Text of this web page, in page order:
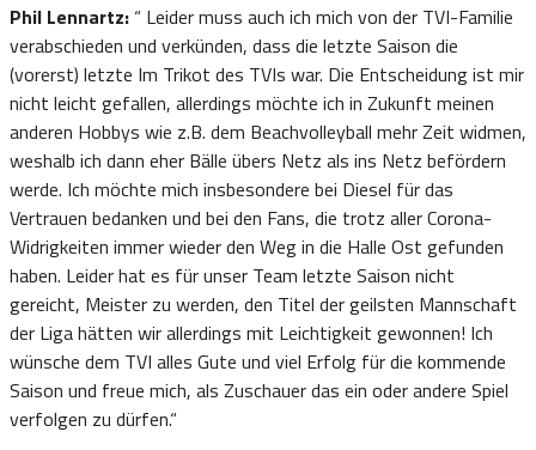
Phil Lennartz: “ Leider muss auch ich mich von der TVI-Familie
verabschieden und verkünden, dass die letzte Saison die
(vorerst) letzte Im Trikot des TVIs war. Die Entscheidung ist mir
nicht leicht gefallen, allerdings möchte ich in Zukunft meinen
anderen Hobbys wie z.B. dem Beachvolleyball mehr Zeit widmen,
weshalb ich dann eher Bälle übers Netz als ins Netz befördern
werde. Ich möchte mich insbesondere bei Diesel für das
Vertrauen bedanken und bei den Fans, die trotz aller Corona-
Widrigkeiten immer wieder den Weg in die Halle Ost gefunden
haben. Leider hat es für unser Team letzte Saison nicht
gereicht, Meister zu werden, den Titel der geilsten Mannschaft
der Liga hätten wir allerdings mit Leichtigkeit gewonnen! Ich
wünsche dem TVI alles Gute und viel Erfolg für die kommende
Saison und freue mich, als Zuschauer das ein oder andere Spiel
verfolgen zu dürfen.“